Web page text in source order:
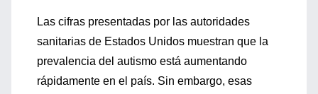
Las cifras presentadas por las autoridades
sanitarias de Estados Unidos muestran que la
prevalencia del autismo está aumentando
rápidamente en el país. Sin embargo, esas